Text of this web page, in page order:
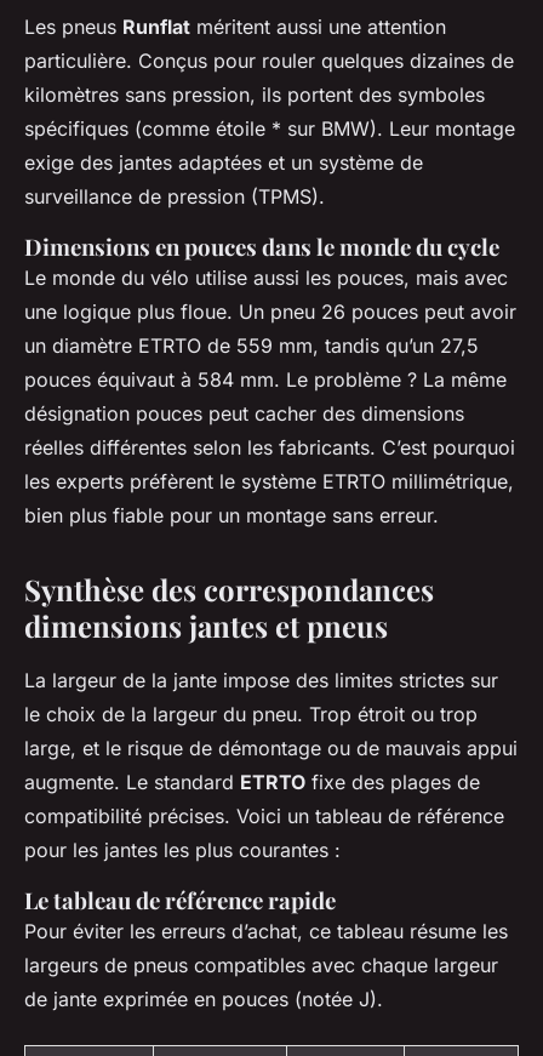
Les pneus Runflat méritent aussi une attention
particulière. Conçus pour rouler quelques dizaines de
kilomètres sans pression, ils portent des symboles
spécifiques (comme étoile * sur BMW). Leur montage
exige des jantes adaptées et un système de
surveillance de pression (TPMS).
Dimensions en pouces dans le monde du cycle
Le monde du vélo utilise aussi les pouces, mais avec
une logique plus floue. Un pneu 26 pouces peut avoir
un diamètre ETRTO de 559 mm, tandis qu’un 27,5
pouces équivaut à 584 mm. Le problème ? La même
désignation pouces peut cacher des dimensions
réelles différentes selon les fabricants. C’est pourquoi
les experts préfèrent le système ETRTO millimétrique,
bien plus fiable pour un montage sans erreur.
Synthèse des correspondances
dimensions jantes et pneus
La largeur de la jante impose des limites strictes sur
le choix de la largeur du pneu. Trop étroit ou trop
large, et le risque de démontage ou de mauvais appui
augmente. Le standard ETRTO fixe des plages de
compatibilité précises. Voici un tableau de référence
pour les jantes les plus courantes :
Le tableau de référence rapide
Pour éviter les erreurs d’achat, ce tableau résume les
largeurs de pneus compatibles avec chaque largeur
de jante exprimée en pouces (notée J).